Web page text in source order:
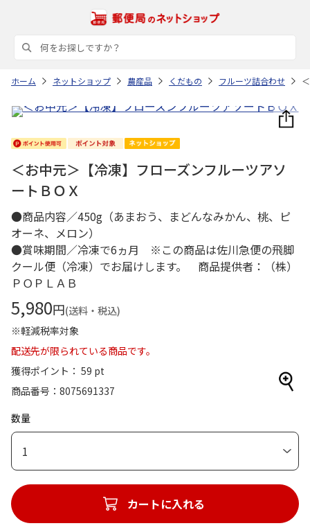
ホーム ネットショップ 農産品 くだもの フルーツ詰合わせ
＜お中元＞【冷凍】フローズンフルーツアソ
ートＢＯＸ
●商品内容／450g（あまおう、まどんなみかん、桃、ピ
オーネ、メロン）
●賞味期間／冷凍で6ヵ月 ※この商品は佐川急便の飛脚
クール便（冷凍）でお届けします。 商品提供者：（株）
ＰＯＰＬＡＢ
5,980円(送料・税込)
※軽減税率対象
配送先が限られている商品です。
獲得ポイント： 59 pt
商品番号
8075691337
数量
1
カートに入れる